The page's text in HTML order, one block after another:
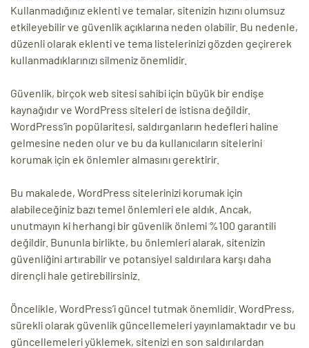
Kullanmadığınız eklenti ve temalar, sitenizin hızını olumsuz
etkileyebilir ve güvenlik açıklarına neden olabilir. Bu nedenle,
düzenli olarak eklenti ve tema listelerinizi gözden geçirerek
kullanmadıklarınızı silmeniz önemlidir.
Güvenlik, birçok web sitesi sahibi için büyük bir endişe
kaynağıdır ve WordPress siteleri de istisna değildir.
WordPress’in popülaritesi, saldırganların hedefleri haline
gelmesine neden olur ve bu da kullanıcıların sitelerini
korumak için ek önlemler almasını gerektirir.
Bu makalede, WordPress sitelerinizi korumak için
alabileceğiniz bazı temel önlemleri ele aldık. Ancak,
unutmayın ki herhangi bir güvenlik önlemi %100 garantili
değildir. Bununla birlikte, bu önlemleri alarak, sitenizin
güvenliğini artırabilir ve potansiyel saldırılara karşı daha
dirençli hale getirebilirsiniz.
Öncelikle, WordPress’i güncel tutmak önemlidir. WordPress,
sürekli olarak güvenlik güncellemeleri yayınlamaktadır ve bu
güncellemeleri yüklemek, sitenizi en son saldırılardan